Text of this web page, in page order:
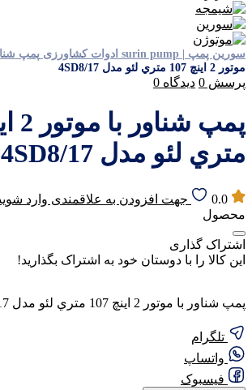
سورین پمپ | surin pump ادوات کشاورزی پمپ
موتور 2 اينچ 107 متري لئو مدل 4SD8/17
پرسش 0 دیدگاه 0
متري لئو مدل 4SD8/17
0.0 جهت افزودن به علاقمندی وارد
محصول
اشتراک گذاری
این کالا را با دوستان خود به اشتراک بگذارید!
پمپ شناور با موتور 2 اينچ 107 متري لئو مدل 4SD8/17
تلگرام
واتساپ
فیسبوک